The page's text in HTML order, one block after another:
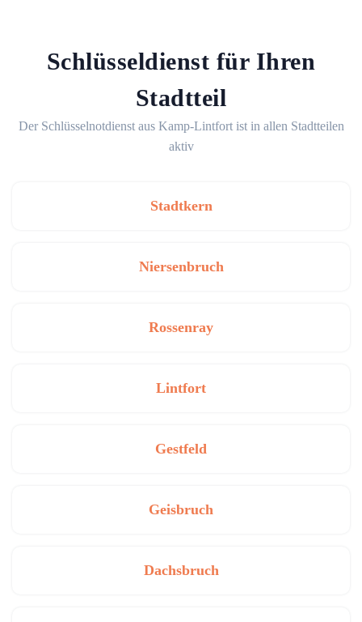
Schlüsseldienst für Ihren
Stadtteil
Der Schlüsselnotdienst aus Kamp-Lintfort ist in allen Stadtteilen
aktiv
Stadtkern
Niersenbruch
Rossenray
Lintfort
Gestfeld
Geisbruch
Dachsbruch